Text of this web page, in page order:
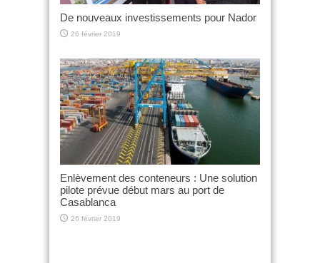
De nouveaux investissements pour Nador
26 février 2019
Enlèvement des conteneurs : Une solution
pilote prévue début mars au port de
Casablanca
26 février 2019